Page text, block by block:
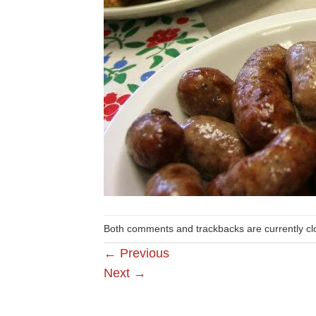
Both comments and trackbacks are currently
← Previous
Next →